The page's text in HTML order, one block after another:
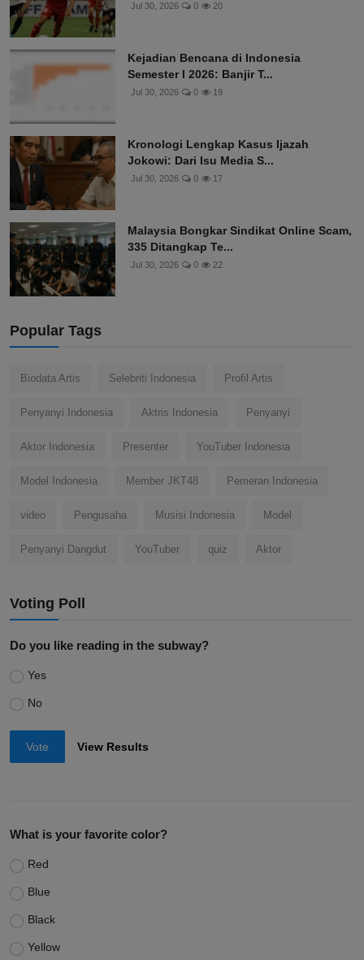
Jul 30, 2026 0 20
Kejadian Bencana di Indonesia
Semester I 2026: Banjir T...
Jul 30, 2026 0 19
Kronologi Lengkap Kasus Ijazah
Jokowi: Dari Isu Media S...
Jul 30, 2026 0 17
Malaysia Bongkar Sindikat Online Scam,
335 Ditangkap Te...
Jul 30, 2026 0 22
Popular Tags
Biodata Artis Selebriti Indonesia Profil Artis
Penyanyi Indonesia Aktris Indonesia Penyanyi
Aktor Indonesia Presenter YouTuber Indonesia
Model Indonesia Member JKT48 Pemeran Indonesia
video Pengusaha Musisi Indonesia Model
Penyanyi Dangdut YouTuber quiz Aktor
Voting Poll
Do you like reading in the subway?
Yes
No
Vote View Results
What is your favorite color?
Red
Blue
Black
Yellow